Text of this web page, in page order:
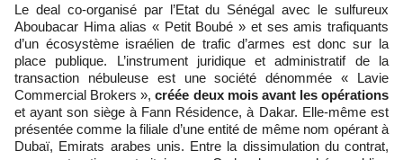
Le deal co-organisé par l’Etat du Sénégal avec le sulfureux
Aboubacar Hima alias « Petit Boubé » et ses amis trafiquants
d’un écosystème israélien de trafic d’armes est donc sur la
place publique. L’instrument juridique et administratif de la
transaction nébuleuse est une société dénommée « Lavie
Commercial Brokers »,créée deux mois avant les opérations
et ayant son siège à Fann Résidence, à Dakar. Elle-même est
présentée comme la filiale d’une entité de même nom opérant à
Dubaï, Emirats arabes unis. Entre la dissimulation du contrat,